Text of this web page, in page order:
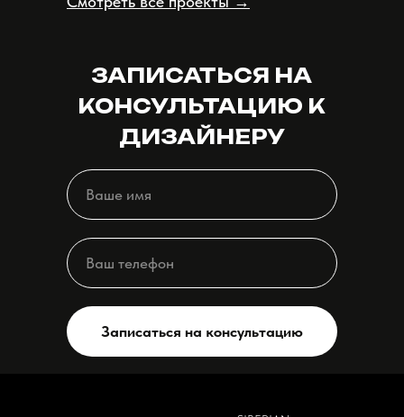
ЗАПИСАТЬСЯ НА
КОНСУЛЬТАЦИЮ К
ДИЗАЙНЕРУ
Записаться на консультацию